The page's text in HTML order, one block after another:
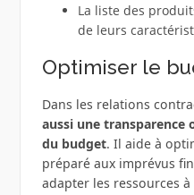
La liste des
de leurs
Optimiser le
Dans les relations
aussi une transparence
du budget. Il aide à
préparé aux imprévus
adapter les ressources